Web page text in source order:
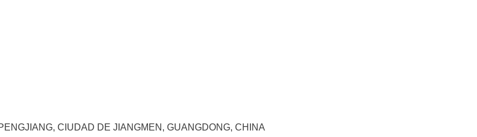
CIUDAD DE JIANGMEN, GUANGDONG, CHINA